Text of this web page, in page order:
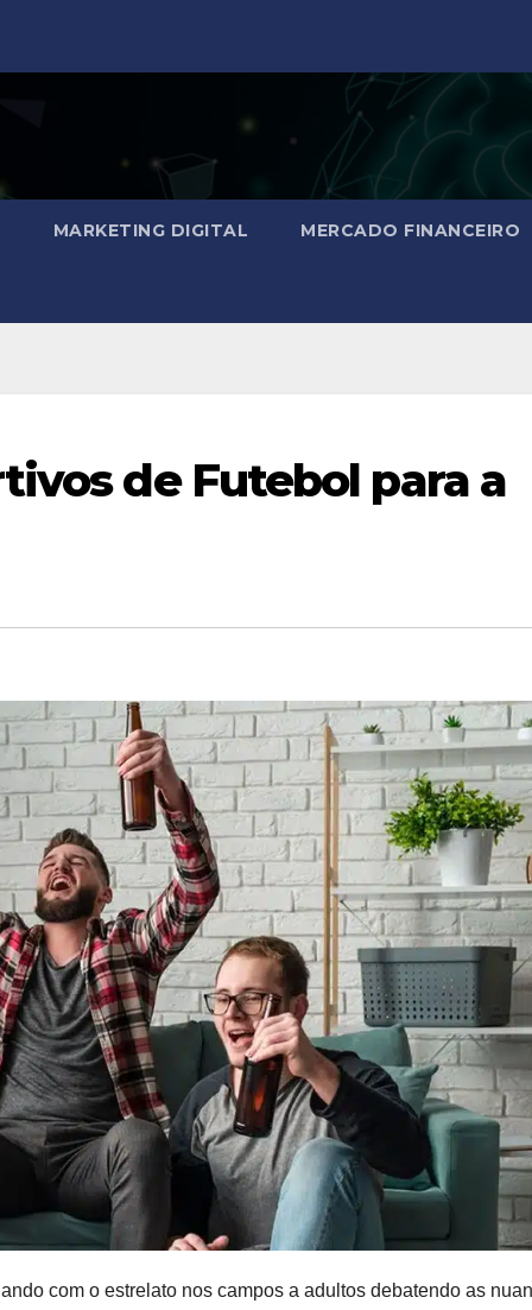
MARKETING DIGITAL MERCADO FINANCEIRO
de Futebol para a
com o estrelato nos campos a adultos debatendo as